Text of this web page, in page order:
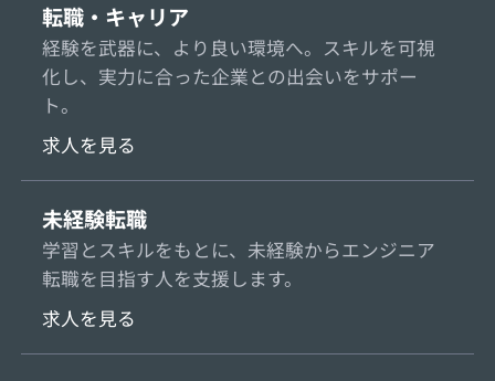
転職・キャリア
経験を武器に、より良い環境へ。スキルを可視
化し、実力に合った企業との出会いをサポー
ト。
求人を見る
未経験転職
学習とスキルをもとに、未経験からエンジニア
転職を目指す人を支援します。
求人を見る